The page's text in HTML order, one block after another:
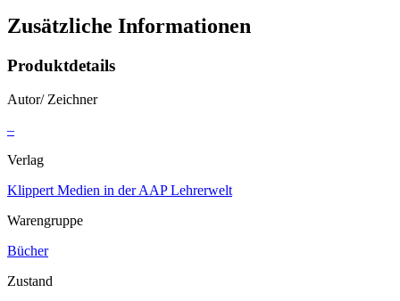
Zusätzliche Informationen
Produktdetails
Autor/ Zeichner
–
Verlag
Klippert Medien in der AAP Lehrerwelt
Warengruppe
Bücher
Zustand